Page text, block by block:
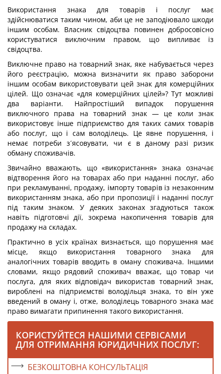
Використання знака для товарів і послуг має
здійснюватися таким чином, аби це не заподіювало шкоди
іншим особам. Власник свідоцтва повинен добросовісно
користуватися виключним правом, що випливає із
свідоцтва.
Виключне право на товарний знак, яке набувається через
його реєстрацію, можна визначити як право заборони
іншим особам використовувати цей знак для комерційних
цілей. Що означає «для комерційних цілей»? Тут можливі
два варіанти. Найпростіший випадок порушення
виключного права на товарний знак — це коли знак
використовує інше підприємство для таких самих товарів
або послуг, що і сам володілець. Це явне порушення, і
немає потреби з´ясовувати, чи є в даному разі ризик
обману споживачів.
Звичайно вважають, що «використання» знака означає
відтворення його на товарах або при наданні послуг, або
при рекламуванні, продажу, імпорту товарів із незаконним
використанням знака, або при пропозиції і наданні послуг
під таким знаком. У деяких законах згадуються також
навіть підготовчі дії, зокрема накопичення товарів для
продажу на складах.
Практично в усіх країнах визнається, що порушення має
місце, якщо використання товарного знака для
аналогічних товарів вводить в оману споживача. Іншими
словами, якщо рядовий споживач вважає, що товар чи
послуга, для яких відповідач використав товарний знак,
вироблені на підприємстві володільця знака, то він уже
введений в оману і, отже, володілець товарного знака має
право вимагати припинення такого використання.
КОРИСТУЙТЕСЯ НАШИМИ СЕРВІСАМИ
ДЛЯ ОТРИМАННЯ ЮРИДИЧНИХ ПОСЛУГ:
БЕЗКОШТОВНА КОНСУЛЬТАЦІЯ